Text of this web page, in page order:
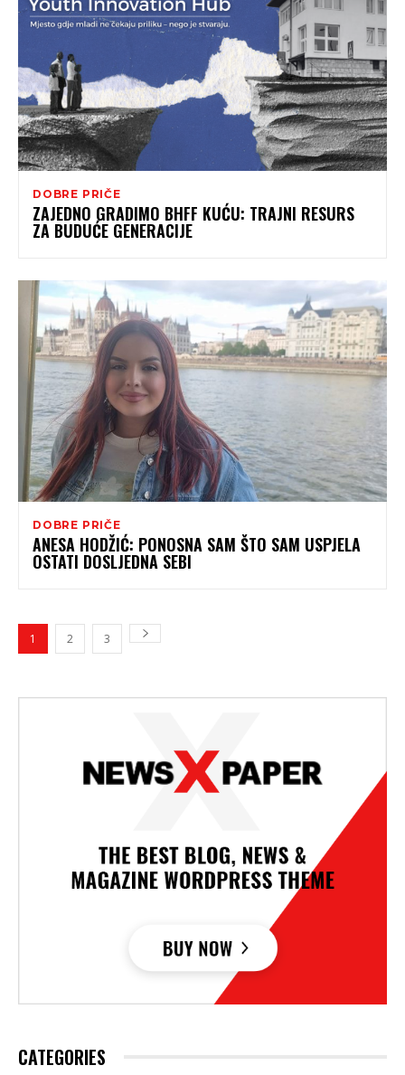
DOBRE PRIČE
ZAJEDNO GRADIMO BHFF KUĆU: TRAJNI RESURS
ZA BUDUĆE GENERACIJE
DOBRE PRIČE
ANESA HODŽIĆ: PONOSNA SAM ŠTO SAM USPJELA
OSTATI DOSLJEDNA SEBI
1 2 3
CATEGORIES